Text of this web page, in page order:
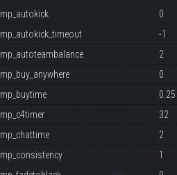
mp_autokick
0
mp_autokick_timeout
-1
mp_autoteambalance
2
mp_buy_anywhere
0
mp_buytime
0.25
mp_c4timer
32
mp_chattime
2
mp_consistency
1